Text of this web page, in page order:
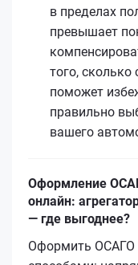
в пределах
превышает
того, сколько
поможет
правильно
вашего
Оформление
онлайн:
— где выгоднее?
Оформить ОСАГО